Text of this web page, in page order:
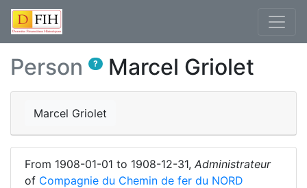
Person ? Marcel Griolet
Marcel Griolet
From 1908-01-01 to 1908-12-31, Administrateur
of Compagnie du Chemin de fer du NORD